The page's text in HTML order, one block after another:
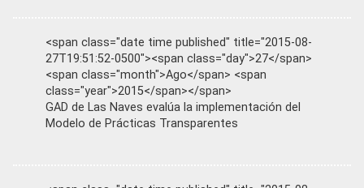
<span class="date time published" title="2015-08-
27T19:51:52-0500"><span class="day">27</span>
<span class="month">Ago</span> <span
class="year">2015</span></span>
GAD de Las Naves evalúa la implementación del
Modelo de Prácticas Transparentes